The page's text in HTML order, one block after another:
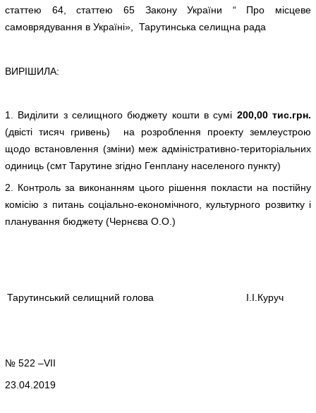
статтею 64, статтею 65 Закону України “ Про місцеве
самоврядування в Україні», Тарутинська селищна рада
ВИРІШИЛА:
1. Виділити з селищного бюджету кошти в сумі 200,00 тис.грн.
(двісті тисяч гривень) на розроблення проекту землеустрою
щодо встановлення (зміни) меж адміністративно-територіальних
одиниць (смт Тарутине згідно Генплану населеного пункту)
2. Контроль за виконанням цього рішення покласти на постійну
комісію з питань соціально-економічного, культурного розвитку і
планування бюджету (Чернєва О.О.)
Тарутинський селищний голова І.І.Куруч
№ 522 –VII
23.04.2019